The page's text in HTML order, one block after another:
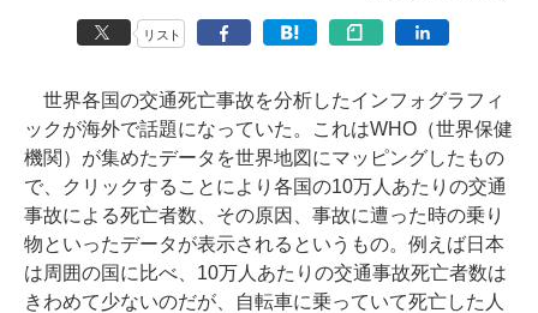
リスト
世界各国の交通死亡事故を分析したインフォグラフィ
ックが海外で話題になっていた。これはWHO（世界保健
機関）が集めたデータを世界地図にマッピングしたもの
で、クリックすることにより各国の10万人あたりの交通
事故による死亡者数、その原因、事故に遭った時の乗り
物といったデータが表示されるというもの。例えば日本
は周囲の国に比べ、10万人あたりの交通事故死亡者数は
きわめて少ないのだが、自転車に乗っていて死亡した人